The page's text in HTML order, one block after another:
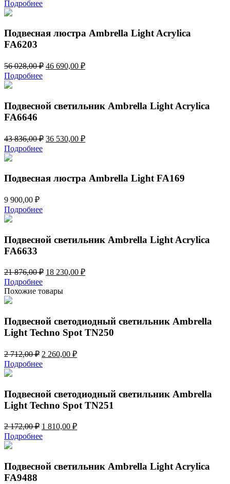
Подробнее
Подвесная люстра Ambrella Light Acrylica
FA6203
56 028,00₽ Первоначальная
028,00 ₽.
46 690,00 ₽Текущая
Подробнее
Подвесной светильник Ambrella Light Acrylica
FA6646
43 836,00₽ Первоначальная
836,00 ₽.
36 530,00 ₽Текущая
Подробнее
Подвесная люстра Ambrella Light FA169
9 900,00 ₽
Подробнее
Подвесной светильник Ambrella Light Acrylica
FA6633
21 876,00₽ Первоначальная
составляла
18 230,00 ₽Текущая
Подробнее
Похожие товары
Подвесной светодиодный светильник Ambrella
Light Techno Spot TN250
2 712,00₽ Первоначальная
цена
составляла
712,00 ₽.
2 260,00 ₽Текущая
Подробнее
Подвесной светодиодный светильник Ambrella
Light Techno Spot TN251
2 172,00₽ Первоначальная
цена
составляла
172,00 ₽.
1 810,00 ₽Текущая
Подробнее
Подвесной светильник Ambrella Light Acrylica
FA9488